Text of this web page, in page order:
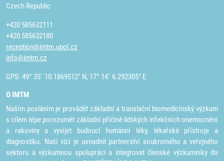
Czech Republic
+420 585632111
+420 585632180
reception@imtm.upol.cz
info@imtm.cz
GPS: 49° 35´ 10.1869512" N, 17° 14´ 6.292305" E
O IMTM
Naším posláním je provádět základní a translační biomedicínský výzkum
s cílem lépe porozumět základní příčině lidských infekčních onemocnění
a rakoviny a vyvíjet budoucí humánní léky, lékařské přístroje a
diagnostiku. Naší vizí je usnadnit partnerství soukromého a veřejného
sektoru a výzkumnou spolupráci a integrovat členské výzkumníky do